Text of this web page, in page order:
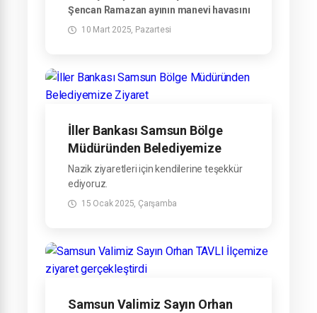
Şencan Ramazan ayının manevi havasını
vatandaşlarla birlikte yaşamak için her
10 Mart 2025, Pazartesi
İller Bankası Samsun Bölge
Müdüründen Belediyemize
Ziyaret
Nazik ziyaretleri için kendilerine teşekkür
ediyoruz.
15 Ocak 2025, Çarşamba
Samsun Valimiz Sayın Orhan